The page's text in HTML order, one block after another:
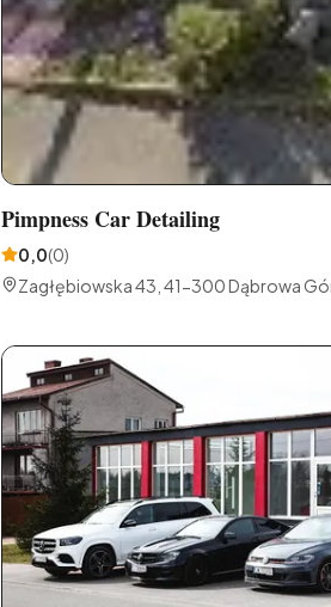
Pimpness Car Detailing
0,0(0)
Zagłębiowska 43, 41-300 Dąbrowa